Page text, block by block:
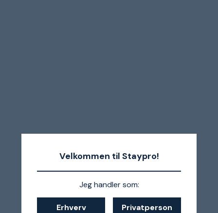
Velkommen til Staypro!
Jeg handler som:
Erhverv Privatperson